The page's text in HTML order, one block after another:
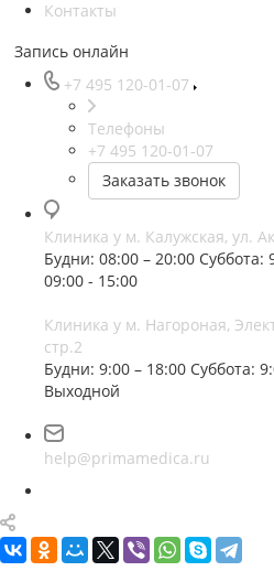
Контакты
Запись онлайн
+7 495 120-01-07
Телефоны
+7 495 120-01-07
Заказать звонок
Клиника у м. Калужская, ул.
Будни: 08:00 – 20:00 Суббота:
09:00 - 15:00
Клиника у м. Нагороная,
стр.2
Будни: 9:00 – 18:00 Суббота:
Выходной
help@primamedica.ru